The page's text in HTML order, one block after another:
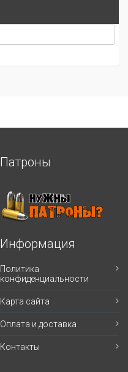
Патроны
Информация
Политика
конфиденциальности
Карта сайта
Оплата и доставка
Контакты